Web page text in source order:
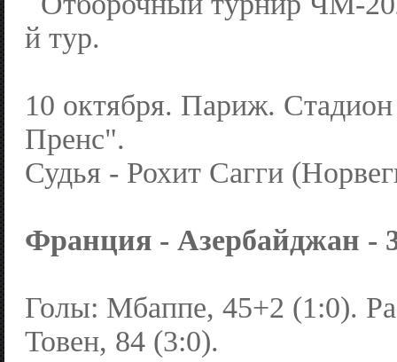
й тур.
10 октября. Париж.
Пренс".
Судья - Рохит Сагги
Франция - Азербайджан -
Голы: Мбаппе, 45+2 (1:0).
Товен, 84 (3:0).